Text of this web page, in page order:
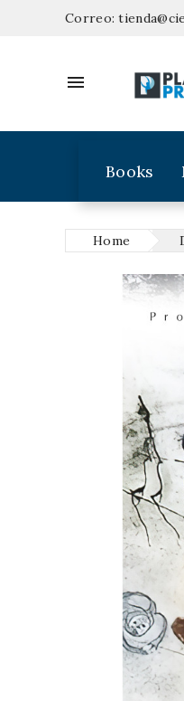
Correo:

Books
Home